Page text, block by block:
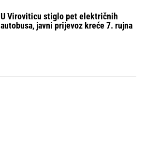
U Viroviticu stiglo pet električnih
autobusa, javni prijevoz kreće 7. rujna